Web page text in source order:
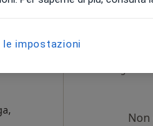
impostazioni